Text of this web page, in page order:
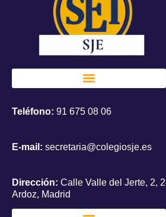
Teléfono: 91 675 08 06
E-mail: secretaria@colegiosje.es
Dirección: Calle Valle del Jerte, 2,
Ardoz, Madrid